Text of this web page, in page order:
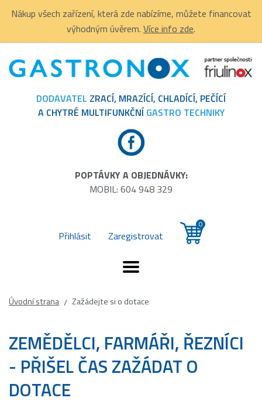
Nákup všech zařízení, která zde nabízíme, můžete financovat
výhodným úvěrem. Více info zde.
DODAVATEL ZRACÍ, MRAZÍCÍ, CHLADÍCÍ, PEČÍCÍ
A CHYTRÉ MULTIFUNKČNÍ GASTRO TECHNIKY
POPTÁVKY A OBJEDNÁVKY:
MOBIL: 604 948 329
Přihlásit Zaregistrovat
0
Úvodní strana / Zažádejte si o dotace
ZEMĚDĚLCI, FARMÁŘI, ŘEZNÍCI
- PŘIŠEL ČAS ZAŽÁDAT O
DOTACE